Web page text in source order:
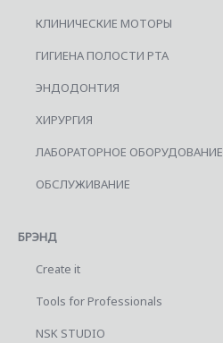
КЛИНИЧЕСКИЕ МОТОРЫ
ГИГИЕНА ПОЛОСТИ РТА
ЭНДОДОНТИЯ
ХИРУРГИЯ
ЛАБОРАТОРНОЕ ОБОРУДОВАНИЕ
ОБСЛУЖИВАНИЕ
БРЭНД
Create it
Tools for Professionals
NSK STUDIO